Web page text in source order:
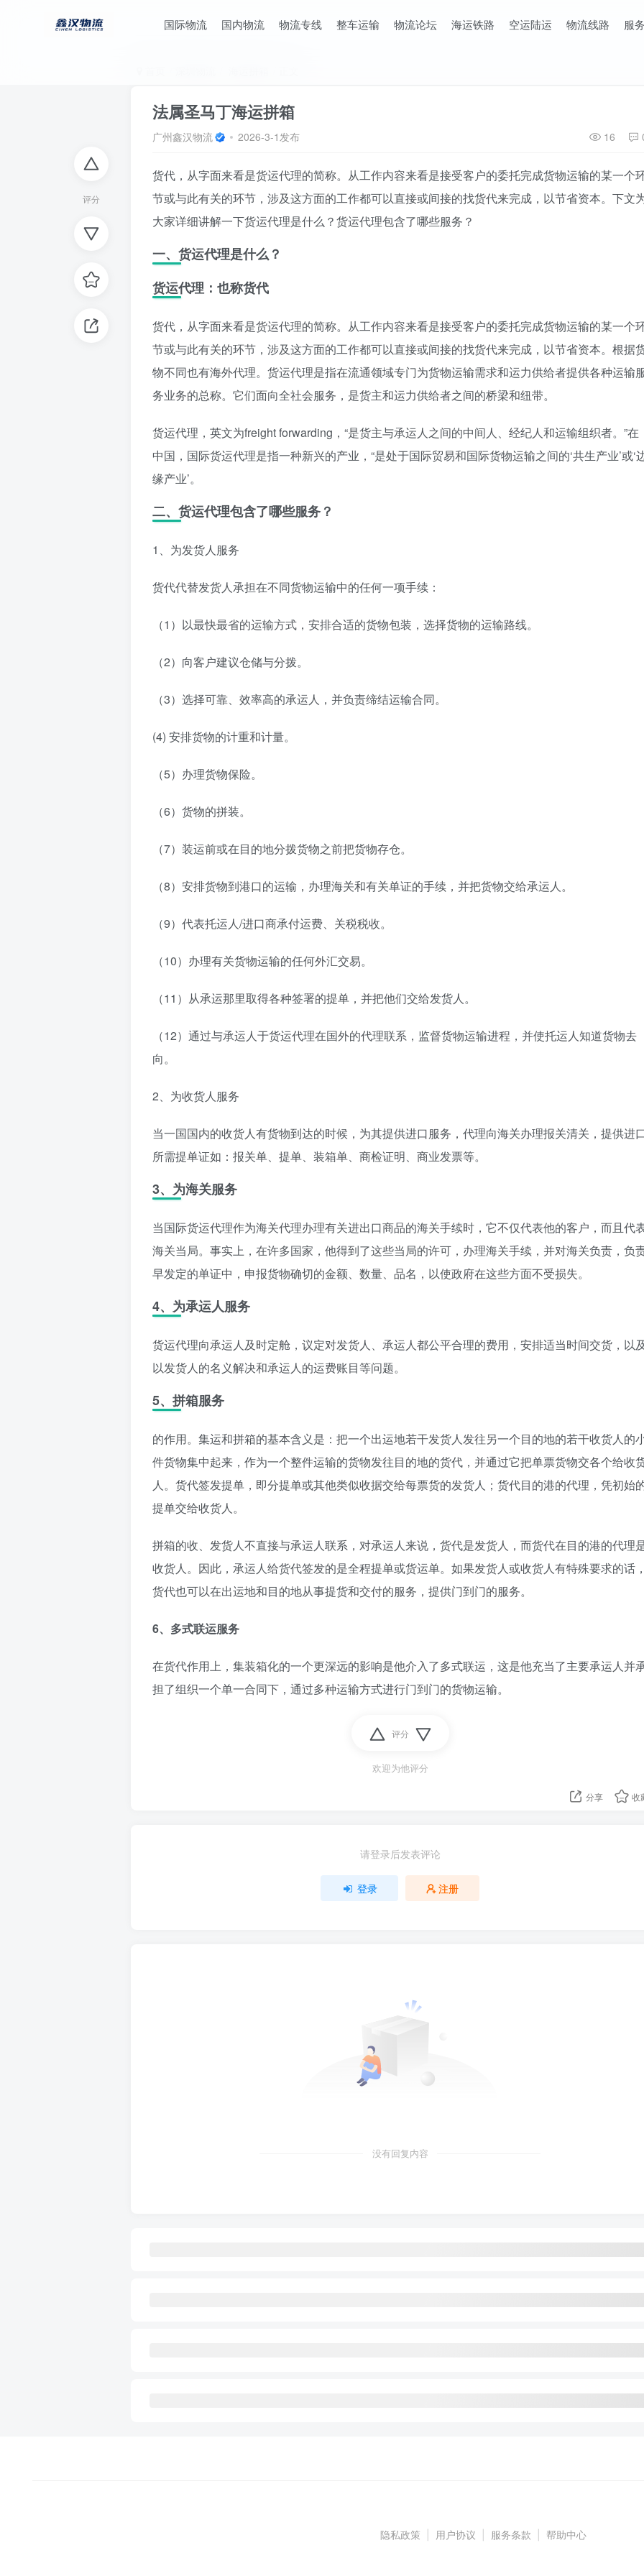
国际物流 国内物流 物流专线 整车运输 物流论坛 海运铁路 空运陆运 物流线路 服
评分
法属圣马丁海运拼箱
广州鑫汉物流 2026-3-1发布 16
货代，从字面来看是货运代理的简称。从工作内容来看是接受客户的委托完成货物运输的某一个
节或与此有关的环节，涉及这方面的工作都可以直接或间接的找货代来完成，以节省资本。下文
大家详细讲解一下货运代理是什么？货运代理包含了哪些服务？
一、货运代理是什么？
货运代理：也称货代
货代，从字面来看是货运代理的简称。从工作内容来看是接受客户的委托完成货物运输的某一个
节或与此有关的环节，涉及这方面的工作都可以直接或间接的找货代来完成，以节省资本。根据
物不同也有海外代理。货运代理是指在流通领域专门为货物运输需求和运力供给者提供各种运输
务业务的总称。它们面向全社会服务，是货主和运力供给者之间的桥梁和纽带。
货运代理，英文为freight forwarding，“是货主与承运人之间的中间人、经纪人和运输组织者。”在
中国，国际货运代理是指一种新兴的产业，“是处于国际贸易和国际货物运输之间的‘共生产业’或‘
缘产业’。
二、货运代理包含了哪些服务？
1、为发货人服务
货代代替发货人承担在不同货物运输中的任何一项手续：
（1）以最快最省的运输方式，安排合适的货物包装，选择货物的运输路线。
（2）向客户建议仓储与分拨。
（3）选择可靠、效率高的承运人，并负责缔结运输合同。
(4) 安排货物的计重和计量。
（5）办理货物保险。
（6）货物的拼装。
（7）装运前或在目的地分拨货物之前把货物存仓。
（8）安排货物到港口的运输，办理海关和有关单证的手续，并把货物交给承运人。
（9）代表托运人/进口商承付运费、关税税收。
（10）办理有关货物运输的任何外汇交易。
（11）从承运那里取得各种签署的提单，并把他们交给发货人。
（12）通过与承运人于货运代理在国外的代理联系，监督货物运输进程，并使托运人知道货物去
向。
2、为收货人服务
当一国国内的收货人有货物到达的时候，为其提供进口服务，代理向海关办理报关清关，提供进
所需提单证如：报关单、提单、装箱单、商检证明、商业发票等。
3、为海关服务
当国际货运代理作为海关代理办理有关进出口商品的海关手续时，它不仅代表他的客户，而且代
海关当局。事实上，在许多国家，他得到了这些当局的许可，办理海关手续，并对海关负责，负
早发定的单证中，申报货物确切的金额、数量、品名，以使政府在这些方面不受损失。
4、为承运人服务
货运代理向承运人及时定舱，议定对发货人、承运人都公平合理的费用，安排适当时间交货，以
以发货人的名义解决和承运人的运费账目等问题。
5、拼箱服务
的作用。集运和拼箱的基本含义是：把一个出运地若干发货人发往另一个目的地的若干收货人的
件货物集中起来，作为一个整件运输的货物发往目的地的货代，并通过它把单票货物交各个给收
人。货代签发提单，即分提单或其他类似收据交给每票货的发货人；货代目的港的代理，凭初始
提单交给收货人。
拼箱的收、发货人不直接与承运人联系，对承运人来说，货代是发货人，而货代在目的港的代理
收货人。因此，承运人给货代签发的是全程提单或货运单。如果发货人或收货人有特殊要求的话
货代也可以在出运地和目的地从事提货和交付的服务，提供门到门的服务。
6、多式联运服务
在货代作用上，集装箱化的一个更深远的影响是他介入了多式联运，这是他充当了主要承运人并
担了组织一个单一合同下，通过多种运输方式进行门到门的货物运输。
评分
欢迎为他评分
分享 收
请登录后发表评论
登录 注册
没有回复内容
隐私政策 用户协议 服务条款 帮助中心